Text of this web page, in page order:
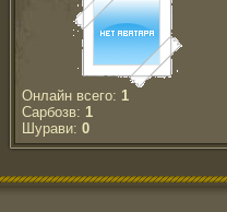
Онлайн всего: 1
Сарбозв: 1
Шурави: 0